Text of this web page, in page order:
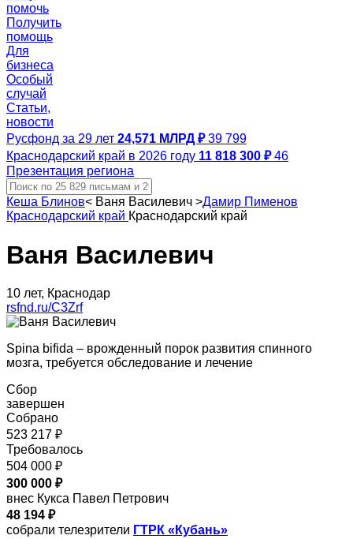
помочь
Получить
помощь
Для
бизнеса
Особый
случай
Статьи,
новости
Русфонд за 29 лет 24,571 МЛРД ₽ 39 799
Краснодарский край в 2026 году 11 818 300 ₽ 46
Презентация региона
Кеша Блинов< Ваня Василевич >Дамир Пименов
Краснодарский край Краснодарский край
Ваня Василевич
10 лет, Краснодар
rsfnd.ru/C3Zrf
Spina bifida – врожденный порок развития спинного
мозга, требуется обследование и лечение
Сбор
завершен
Собрано
523 217 ₽
Требовалось
504 000 ₽
300 000 ₽
внес Кукса Павел Петрович
48 194 ₽
собрали телезрители ГТРК «Кубань»